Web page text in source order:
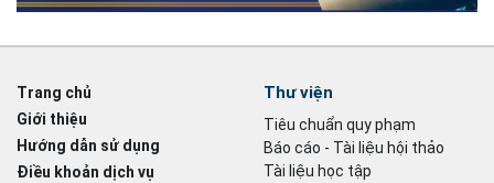
Trang chủ
Giới thiệu
Hướng dẫn sử dụng
Điều khoản dịch vụ
Thư viện
Tiêu chuẩn quy phạm
Báo cáo - Tài liệu hội thảo
Tài liệu học tập